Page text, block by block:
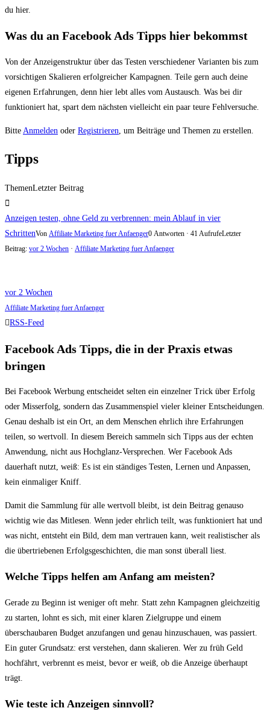
du hier.
Was du an Facebook Ads Tipps hier bekommst
Von der Anzeigenstruktur über das Testen verschiedener Varianten bis zum
vorsichtigen Skalieren erfolgreicher Kampagnen. Teile gern auch deine
eigenen Erfahrungen, denn hier lebt alles vom Austausch. Was bei dir
funktioniert hat, spart dem nächsten vielleicht ein paar teure Fehlversuche.
Bitte Anmelden oder Registrieren, um Beiträge und Themen zu erstellen.
Tipps
ThemenLetzter Beitrag
Anzeigen testen, ohne Geld zu verbrennen: mein Ablauf in vier
SchrittenVon Affiliate Marketing fuer Anfaenger0 Antworten · 41 AufrufeLetzter
Beitrag: vor 2 Wochen · Affiliate Marketing fuer Anfaenger
vor 2 Wochen
Affiliate Marketing fuer Anfaenger
RSS-Feed
Facebook Ads Tipps, die in der Praxis etwas
bringen
Bei Facebook Werbung entscheidet selten ein einzelner Trick über Erfolg
oder Misserfolg, sondern das Zusammenspiel vieler kleiner Entscheidungen.
Genau deshalb ist ein Ort, an dem Menschen ehrlich ihre Erfahrungen
teilen, so wertvoll. In diesem Bereich sammeln sich Tipps aus der echten
Anwendung, nicht aus Hochglanz-Versprechen. Wer Facebook Ads
dauerhaft nutzt, weiß: Es ist ein ständiges Testen, Lernen und Anpassen,
kein einmaliger Kniff.
Damit die Sammlung für alle wertvoll bleibt, ist dein Beitrag genauso
wichtig wie das Mitlesen. Wenn jeder ehrlich teilt, was funktioniert hat und
was nicht, entsteht ein Bild, dem man vertrauen kann, weit realistischer als
die übertriebenen Erfolgsgeschichten, die man sonst überall liest.
Welche Tipps helfen am Anfang am meisten?
Gerade zu Beginn ist weniger oft mehr. Statt zehn Kampagnen gleichzeitig
zu starten, lohnt es sich, mit einer klaren Zielgruppe und einem
überschaubaren Budget anzufangen und genau hinzuschauen, was passiert.
Ein guter Grundsatz: erst verstehen, dann skalieren. Wer zu früh Geld
hochfährt, verbrennt es meist, bevor er weiß, ob die Anzeige überhaupt
trägt.
Wie teste ich Anzeigen sinnvoll?